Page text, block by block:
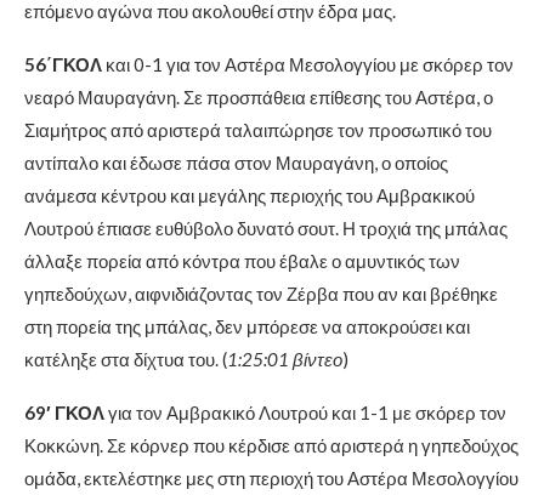
επόμενο αγώνα που ακολουθεί στην έδρα μας.
56΄ΓΚΟΛ και 0-1 για τον Αστέρα Μεσολογγίου με σκόρερ τον
νεαρό Μαυραγάνη. Σε προσπάθεια επίθεσης του Αστέρα, ο
Σιαμήτρος από αριστερά ταλαιπώρησε τον προσωπικό του
αντίπαλο και έδωσε πάσα στον Μαυραγάνη, ο οποίος
ανάμεσα κέντρου και μεγάλης περιοχής του Αμβρακικού
Λουτρού έπιασε ευθύβολο δυνατό σουτ. Η τροχιά της μπάλας
άλλαξε πορεία από κόντρα που έβαλε ο αμυντικός των
γηπεδούχων, αιφνιδιάζοντας τον Ζέρβα που αν και βρέθηκε
στη πορεία της μπάλας, δεν μπόρεσε να αποκρούσει και
κατέληξε στα δίχτυα του. (1:25:01 βίντεο)
69′ ΓΚΟΛγια τον Αμβρακικό Λουτρού και 1-1 με σκόρερ τον
Κοκκώνη. Σε κόρνερ που κέρδισε από αριστερά η γηπεδούχος
ομάδα, εκτελέστηκε μες στη περιοχή του Αστέρα Μεσολογγίου